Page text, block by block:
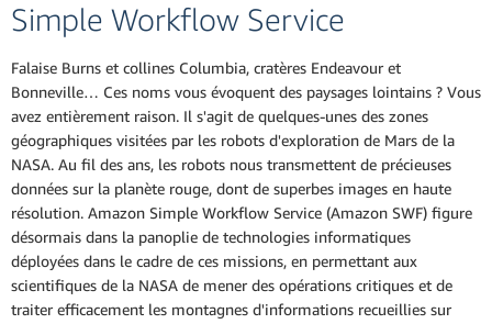
Simple Workflow Service
Falaise Burns et collines Columbia, cratères Endeavour et
Bonneville… Ces noms vous évoquent des paysages lointains ? Vous
avez entièrement raison. Il s'agit de quelques-unes des zones
géographiques visitées par les robots d'exploration de Mars de la
NASA. Au fil des ans, les robots nous transmettent de précieuses
données sur la planète rouge, dont de superbes images en haute
résolution. Amazon Simple Workflow Service (Amazon SWF) figure
désormais dans la panoplie de technologies informatiques
déployées dans le cadre de ces missions, en permettant aux
scientifiques de la NASA de mener des opérations critiques et de
traiter efficacement les montagnes d'informations recueillies sur